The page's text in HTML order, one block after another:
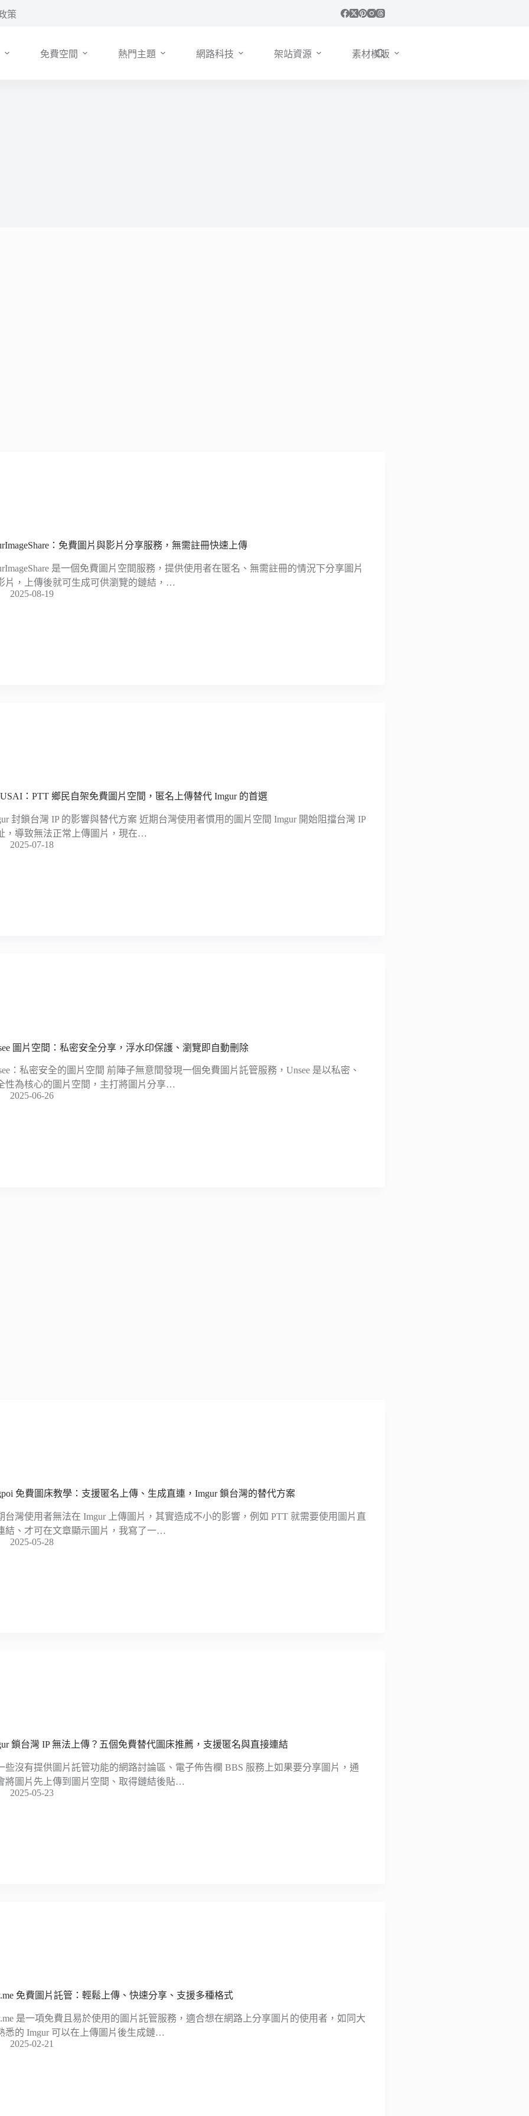
策
免費空間 熱門主題 網路科技 架站資源 素材模版
：免費圖片與影片分享服務，無需註冊快速上傳
是一個免費圖片空間服務，提供使用者在匿名、無需註冊的情況下分享圖片
片，上傳後就可生成可供瀏覽的鏈結，…
2025-08-19
：PTT 鄉民自架免費圖片空間，匿名上傳替代 Imgur 的首選
封鎖台灣 IP 的影響與替代方案 近期台灣使用者慣用的圖片空間 Imgur 開始阻擋台灣 IP
，導致無法正常上傳圖片，現在…
2025-07-18
圖片空間：私密安全分享，浮水印保護、瀏覽即自動刪除
：私密安全的圖片空間 前陣子無意間發現一個免費圖片託管服務，Unsee 是以私密、
性為核心的圖片空間，主打將圖片分享…
2025-06-26
免費圖床教學：支援匿名上傳、生成直連，Imgur 鎖台灣的替代方案
台灣使用者無法在 Imgur 上傳圖片，其實造成不小的影響，例如 PTT 就需要使用圖片直
結、才可在文章顯示圖片，我寫了一…
2025-05-28
鎖台灣 IP 無法上傳？五個免費替代圖床推薦，支援匿名與直接連結
些沒有提供圖片託管功能的網路討論區、電子佈告欄 BBS 服務上如果要分享圖片，通
將圖片先上傳到圖片空間、取得鏈結後貼…
2025-05-23
免費圖片託管：輕鬆上傳、快速分享、支援多種格式
是一項免費且易於使用的圖片託管服務，適合想在網路上分享圖片的使用者，如同大
悉的 Imgur 可以在上傳圖片後生成鏈…
2025-02-21